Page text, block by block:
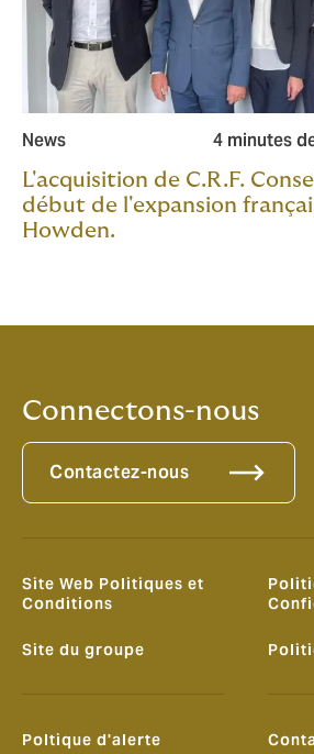
News 4 minutes
L'acquisition de C.R.F.
début de l'expansion
Howden.
Connectons-nous
Contactez-nous
Site Web Politiques et
Conditions
Site du groupe
Poltique d'alerte